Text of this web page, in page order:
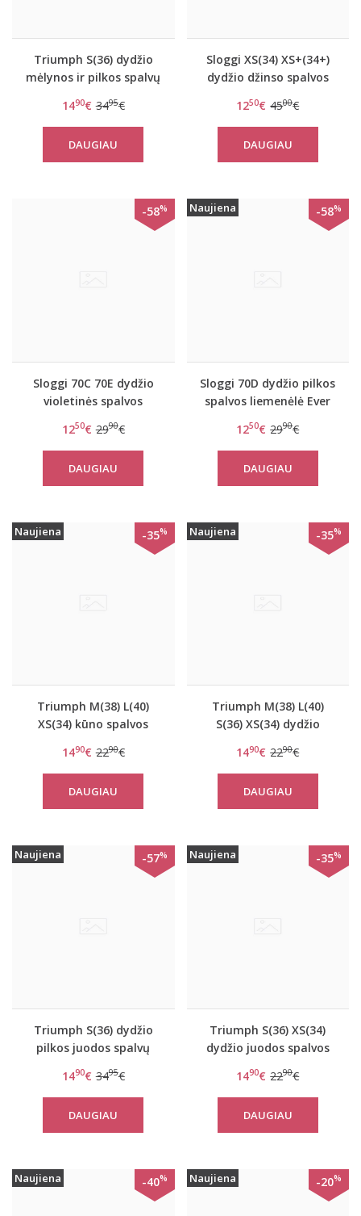
Triumph S(36) dydžio
mėlynos ir pilkos spalvų
women move FLY Top
1490€ 3495€
DAUGIAU
Sloggi XS(34) XS+(34+)
dydžio džinso spalvos
P
1250€ 4500€
DAUGIAU
-58%
Sloggi 70C 70E dydžio
violetinės spalvos
WHP
1250€ 2990€
DAUGIAU
Naujiena -58%
Sloggi 70D dydžio pilkos
spalvos liemenėlė Ever
1250€ 2990€
DAUGIAU
Naujiena -35%
Triumph M(38) L(40)
XS(34) kūno spalvos
OXYGENE Infinite Soft
Bra
1490€ 2290€
DAUGIAU
Naujiena -35%
Triumph M(38) L(40)
S(36) XS(34) dydžio
sportinė liemenėlė
OXYGENE Infinite Soft
Bra
1490€ 2290€
DAUGIAU
Naujiena -57%
Triumph S(36) dydžio
pilkos juodos spalvų
women move FLY Top
1490€ 3495€
DAUGIAU
Naujiena -35%
Triumph S(36) XS(34)
dydžio juodos spalvos
OXYGENE H Soft Bra
1490€ 2290€
DAUGIAU
Naujiena -40% Naujiena -20%